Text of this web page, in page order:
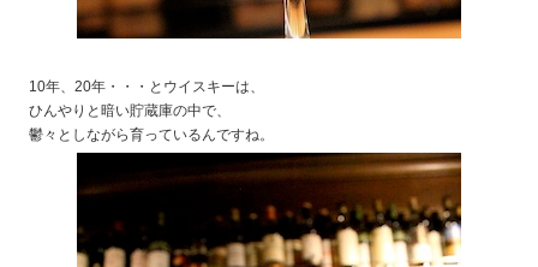
10年、20年・・・とウイスキーは、
ひんやりと暗い貯蔵庫の中で、
鬱々としながら育っているんですね。